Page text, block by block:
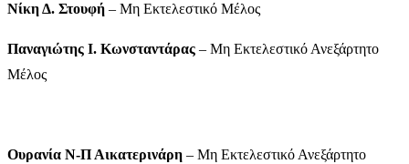
Νίκη Δ. Στουφή – Μη Εκτελεστικό Μέλος
Παναγιώτης Ι. Κωνσταντάρας – Μη Εκτελεστικό Ανεξάρτητο
Μέλος
Ουρανία Ν-Π Αικατερινάρη – Μη Εκτελεστικό Ανεξάρτητο